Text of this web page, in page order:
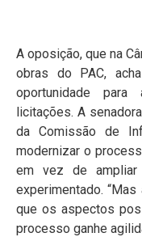
A oposição, que na
obras do PAC,
oportunidade
licitações. A
da Comissão de
modernizar o
em vez de ampliar
experimentado.
que os aspectos
processo ganhe